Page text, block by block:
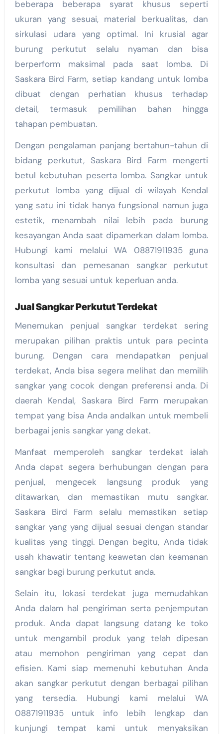
beberapa beberapa syarat khusus seperti
ukuran yang sesuai, material berkualitas, dan
sirkulasi udara yang optimal. Ini krusial agar
burung perkutut selalu nyaman dan bisa
berperform maksimal pada saat lomba. Di
Saskara Bird Farm, setiap kandang untuk lomba
dibuat dengan perhatian khusus terhadap
detail, termasuk pemilihan bahan hingga
tahapan pembuatan.
Dengan pengalaman panjang bertahun-tahun di
bidang perkutut, Saskara Bird Farm mengerti
betul kebutuhan peserta lomba. Sangkar untuk
perkutut lomba yang dijual di wilayah Kendal
yang satu ini tidak hanya fungsional namun juga
estetik, menambah nilai lebih pada burung
kesayangan Anda saat dipamerkan dalam lomba.
Hubungi kami melalui WA 08871911935 guna
konsultasi dan pemesanan sangkar perkutut
lomba yang sesuai untuk keperluan anda.
Jual Sangkar Perkutut Terdekat
Menemukan penjual sangkar terdekat sering
merupakan pilihan praktis untuk para pecinta
burung. Dengan cara mendapatkan penjual
terdekat, Anda bisa segera melihat dan memilih
sangkar yang cocok dengan preferensi anda. Di
daerah Kendal, Saskara Bird Farm merupakan
tempat yang bisa Anda andalkan untuk membeli
berbagai jenis sangkar yang dekat.
Manfaat memperoleh sangkar terdekat ialah
Anda dapat segera berhubungan dengan para
penjual, mengecek langsung produk yang
ditawarkan, dan memastikan mutu sangkar.
Saskara Bird Farm selalu memastikan setiap
sangkar yang yang dijual sesuai dengan standar
kualitas yang tinggi. Dengan begitu, Anda tidak
usah khawatir tentang keawetan dan keamanan
sangkar bagi burung perkutut anda.
Selain itu, lokasi terdekat juga memudahkan
Anda dalam hal pengiriman serta penjemputan
produk. Anda dapat langsung datang ke toko
untuk mengambil produk yang telah dipesan
atau memohon pengiriman yang cepat dan
efisien. Kami siap memenuhi kebutuhan Anda
akan sangkar perkutut dengan berbagai pilihan
yang tersedia. Hubungi kami melalui WA
08871911935 untuk info lebih lengkap dan
kunjungi tempat kami untuk menyaksikan